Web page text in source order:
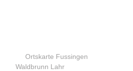
Ortskarte Fussingen
Waldbrunn Lahr